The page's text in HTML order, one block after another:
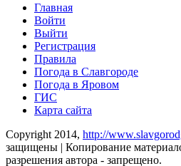
Главная
Войти
Выйти
Регистрация
Правила
Погода в Славгороде
Погода в Яровом
ГИС
Карта сайта
Copyright 2014, http://
защищены | Копирование
разрешения автора - запрещено.